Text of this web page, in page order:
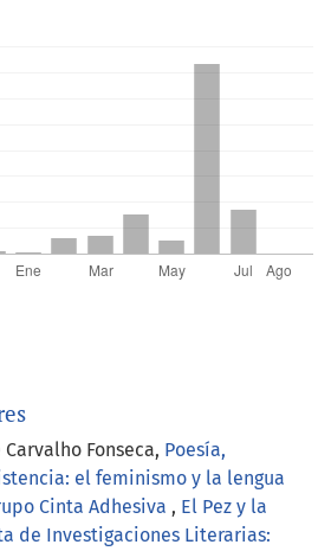
Fonseca, Poesía,
el feminismo y la lengua
Cinta Adhesiva , El Pez y la
de Investigaciones Literarias: